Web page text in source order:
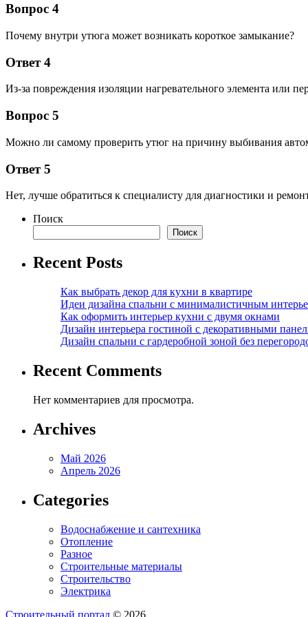
Вопрос 4
Почему внутри утюга может возникать короткое замыкание?
Ответ 4
Из-за повреждения изоляции нагревательного элемента или
Вопрос 5
Можно ли самому проверить утюг на причину выбивания
Ответ 5
Нет, лучше обратиться к специалисту для диагностики и
Поиск
Поиск
Recent Posts
Как выбрать декор для кухни в квартире
Идеи дизайна спальни с минималистичным
Как оформить интерьер кухни с двумя окнами
Дизайн интерьера гостиной с декоративными
Дизайн спальни с гардеробной зоной без
Recent Comments
Нет комментариев для просмотра.
Archives
Май 2026
Апрель 2026
Categories
Водоснабжение и сантехника
Отопление
Разное
Строительные материалы
Строительство
Электрика
Строительный портал © 2026